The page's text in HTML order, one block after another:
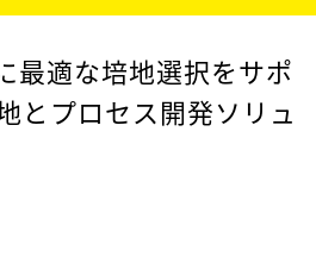
最適な培地選択をサポ
とプロセス開発ソリュ